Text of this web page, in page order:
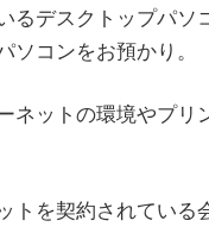
るデスクトップパソ
ソコンをお預かり。
ネットの環境やプリ
トを契約されている